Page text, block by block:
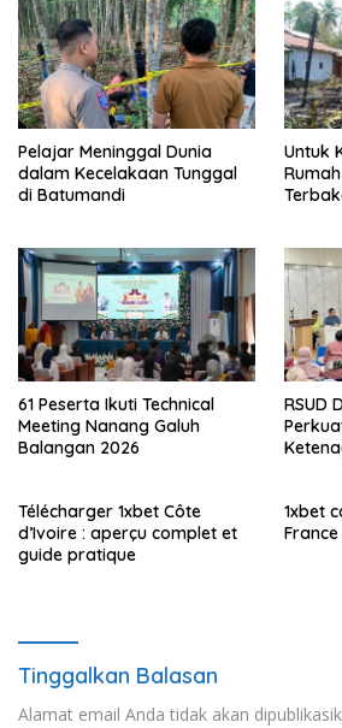
Pelajar Meninggal Dunia
dalam Kecelakaan Tunggal
di Batumandi
Untuk
61 Peserta Ikuti Technical
Meeting Nanang Galuh
Balangan 2026
RSUD
Télécharger 1xbet Côte
d’Ivoire : aperçu complet et
guide pratique
1xbet
Tinggalkan Balasan
Alamat email Anda tidak akan